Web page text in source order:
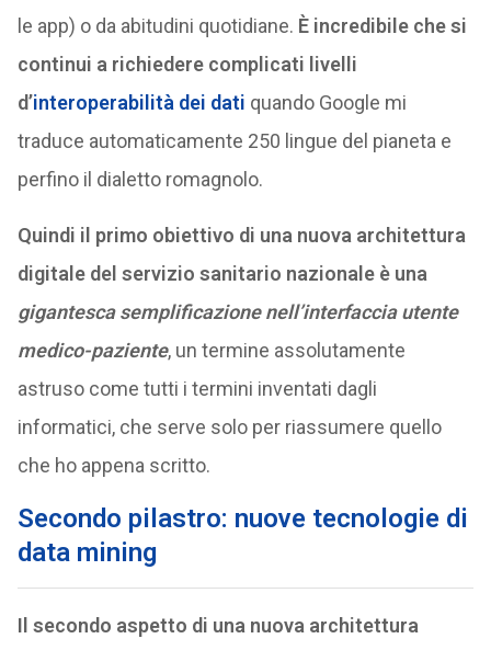
le app) o da abitudini quotidiane. È incredibile che si
continui a richiedere complicati livelli
d’interoperabilità dei dati quando Google mi
traduce automaticamente 250 lingue del pianeta e
perfino il dialetto romagnolo.
Quindi il primo obiettivo di una nuova architettura
digitale del servizio sanitario nazionale è una
gigantesca semplificazione nell’interfaccia utente
medico-paziente, un termine assolutamente
astruso come tutti i termini inventati dagli
informatici, che serve solo per riassumere quello
che ho appena scritto.
Secondo pilastro: nuove tecnologie di
data mining
Il secondo aspetto di una nuova architettura